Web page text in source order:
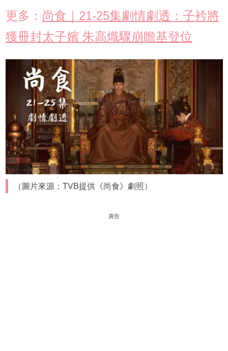
更多： 尚食｜21-25集劇情劇透：子衿將
獲冊封太子嬪 朱高熾驟崩瞻基登位
（圖片來源：TVB提供《尚食》劇照）
廣告